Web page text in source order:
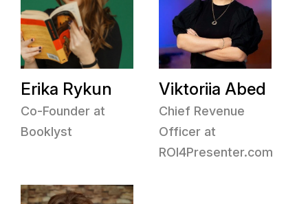
Erika Rykun
Co-Founder at
Booklyst
Viktoriia Abed
Chief Revenue
Officer at
ROI4Presenter.com